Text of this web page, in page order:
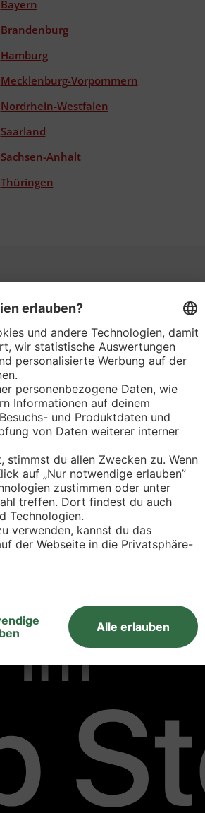
Bayern
Brandenburg
Hamburg
Mecklenburg-Vorpommern
Nordrhein-Westfalen
Saarland
Sachsen-Anhalt
Thüringen